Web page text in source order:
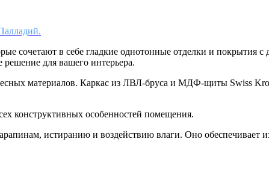
сочетают в себе гладкие однотонные отделки и покрытия
для вашего интерьера.
материалов. Каркас из ЛВЛ-бруса и МДФ-щиты Swiss
конструктивных особенностей помещения.
истиранию и воздействию влаги. Оно обеспечивает